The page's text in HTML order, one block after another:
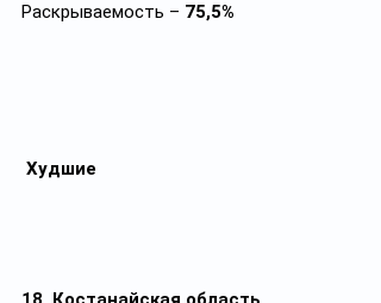
Раскрываемость – 75,5%
Худшие